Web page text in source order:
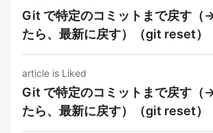
Git で特定のコミットまで戻す（
たら、最新に戻す）（git reset）
article is Liked
Git で特定のコミットまで戻す（
たら、最新に戻す）（git reset）